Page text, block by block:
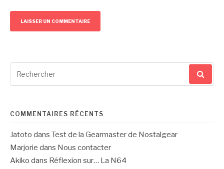
pour
COMMENTAIRES RÉCENTS
Jatoto dans Test de la Gearmaster de Nostalgear
Marjorie dans Nous contacter
Akiko dans Réflexion sur… La N64